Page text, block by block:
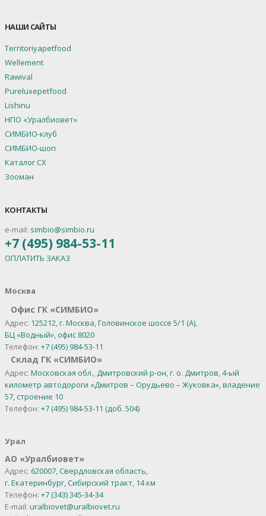
НАШИ САЙТЫ
Territoriyapetfood
Wellement
Rawival
Pureluxepetfood
Lishinu
НПО «Уралбиовет»
СИМБИО-клуб
СИМБИО-шоп
Каталог СХ
Зооман
КОНТАКТЫ
e-mail: simbio@simbio.ru
+7 (495) 984-53-11
ОПЛАТИТЬ ЗАКАЗ
Москва
Офис ГК «СИМБИО»
Адрес: 125212, г. Москва, Головинское шоссе 5/1 (А),
БЦ «Водный», офис 8020
Телефон: +7 (495) 984-53-11
Склад ГК «СИМБИО»
Адрес: Московская обл., Дмитровский р-он, г. о. Дмитров, 4-ый
километр автодороги «Дмитров – Орудьево – Жуковка», владение
57, строение 10
Телефон: +7 (495) 984-53-11 (доб. 504)
Урал
АО «Уралбиовет»
Адрес: 620007, Свердловская область,
г. Екатеринбург,Сибирский тракт, 14 км
Телефон: +7 (343) 345-34-34
E-mail: uralbiovet@uralbiovet.ru